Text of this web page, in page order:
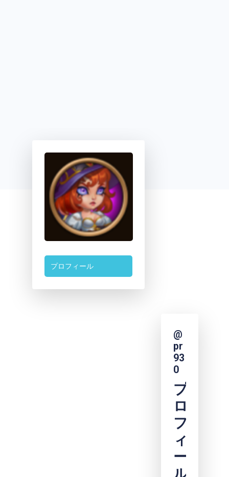
プロフィール
@
pr
93
0
プ
ロ
フ
ィ
ー